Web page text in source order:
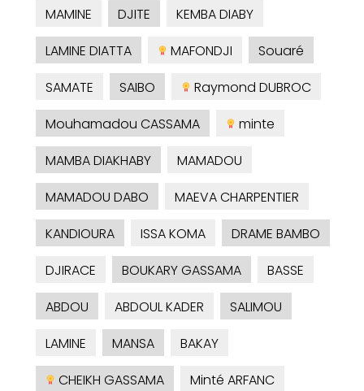
MAMINE
DJITE
KEMBA DIABY
LAMINE DIATTA
MAFONDJI
Souaré
SAMATE
SAIBO
Raymond DUBROC
Mouhamadou CASSAMA
minte
MAMBA DIAKHABY
MAMADOU
MAMADOU DABO
MAEVA CHARPENTIER
KANDIOURA
ISSA KOMA
DRAME BAMBO
DJIRACE
BOUKARY GASSAMA
BASSE
ABDOU
ABDOUL KADER
SALIMOU
LAMINE
MANSA
BAKAY
CHEIKH GASSAMA
Minté ARFANC